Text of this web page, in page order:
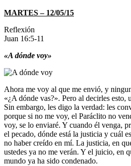
MARTES – 12/05/15
Reflexión
Juan 16:5-11
«A dónde voy»
Ahora me voy al que me envió, y
«¿A dónde vas?». Pero al decirles esto,
Sin embargo, les digo la verdad: les
porque si no me voy, el Paráclito no
voy, se lo enviaré. Y cuando él venga,
el pecado, dónde está la justicia y cuál
no haber creído en mí. La justicia, en
ustedes ya no me verán. Y el juicio, en
mundo ya ha sido condenado.